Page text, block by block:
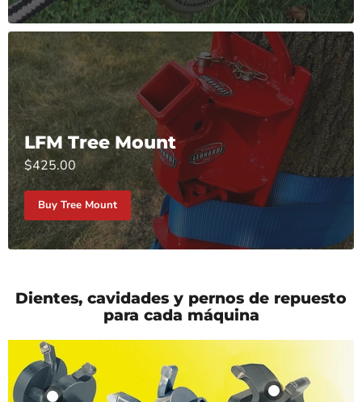
LFM Tree Mount
$425.00
Buy Tree Mount
Dientes, cavidades y pernos de repuesto
para cada máquina